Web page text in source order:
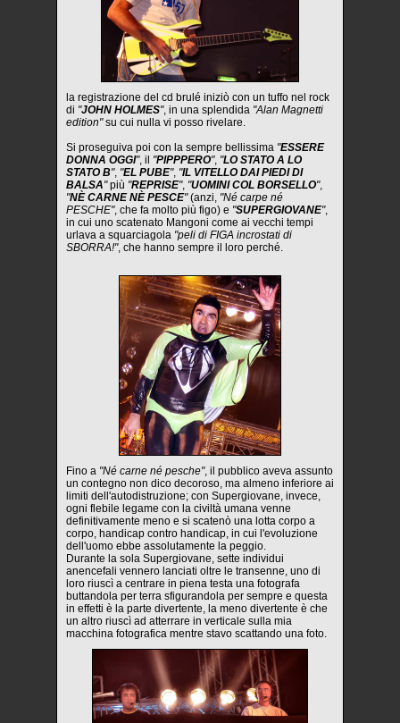
la registrazione del cd brulé iniziò con un tuffo nel rock
di "JOHN HOLMES", in una splendida "Alan Magnetti
edition"su cui nulla vi posso rivelare.
Si proseguiva poi con la sempre bellissima "ESSERE
DONNA OGGI", il "PIPPPERO", "LO STATO A LO
STATO B", "EL PUBE", "IL VITELLO DAI PIEDI DI
BALSA"più "REPRISE", "UOMINI COL BORSELLO",
"NÈ CARNE NÈ PESCE"(anzi, "Né carpe né
PESCHE", che fa molto più figo) e "SUPERGIOVANE",
in cui uno scatenato Mangoni come ai vecchi tempi
urlava a squarciagola "peli di FIGA incrostati di
SBORRA!", che hanno sempre il loro perché.
Fino a "Né carne né pesche", il pubblico aveva assunto
un contegno non dico decoroso, ma almeno inferiore ai
limiti dell'autodistruzione; con Supergiovane, invece,
ogni flebile legame con la civiltà umana venne
definitivamente meno e si scatenò una lotta corpo a
corpo, handicap contro handicap, in cui l'evoluzione
dell'uomo ebbe assolutamente la peggio.
Durante la sola Supergiovane, sette individui
anencefali vennero lanciati oltre le transenne, uno di
loro riuscì a centrare in piena testa una fotografa
buttandola per terra sfigurandola per sempre e questa
in effetti è la parte divertente, la meno divertente è che
un altro riuscì ad atterrare in verticale sulla mia
macchina fotografica mentre stavo scattando una foto.